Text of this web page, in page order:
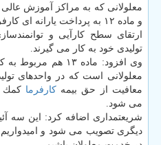
معلولانی كه به مراكز آموزش
و ماده ۱۲ به پرداخت یارانه
ارتقای سطح كارآیی و
تولیدی خود به كار می گیرند.
وی افزود: ماده ۱۳
معلولانی است كه در واحدهای
معافیت از حق بیمهكارفرما كمك
می شود.
شریعتمداری اضافه كرد: این سه
دیگری تصویب می شود و